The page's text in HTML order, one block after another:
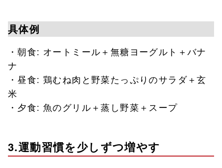
具体例
・朝食: オートミール＋無糖ヨーグルト＋バナ
ナ
・昼食: 鶏むね肉と野菜たっぷりのサラダ＋玄
米
・夕食: 魚のグリル＋蒸し野菜＋スープ
3.運動習慣を少しずつ増やす